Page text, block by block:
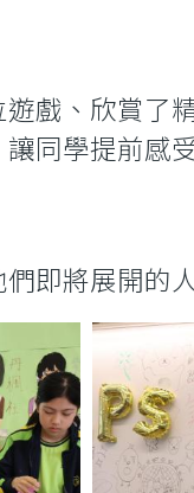
戲、欣賞了
同學提前感
即將展開的